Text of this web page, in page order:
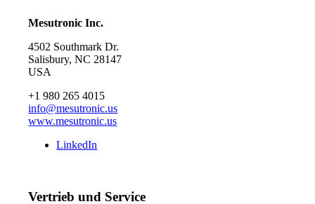
Mesutronic Inc.
4502 Southmark Dr.
Salisbury, NC 28147
USA
+1 980 265 4015
info@mesutronic.us
www.mesutronic.us
LinkedIn
Vertrieb und Service